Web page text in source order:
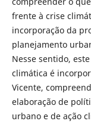
frente à crise
incorporação da
planejamento
Nesse sentido,
climática é
Vicente,
elaboração de
urbano e de ação